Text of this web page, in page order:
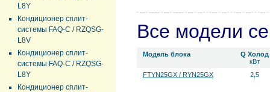
L8Y
Кондиционер сплит-
системы FAQ-C / RZQSG-
L8V
Кондиционер сплит-
системы FAQ-C / RZQSG-
L8Y
Кондиционер сплит-
Все модели
Модель блока
Q Холод
кВт
FTYN25GX / RYN25GX
2,5